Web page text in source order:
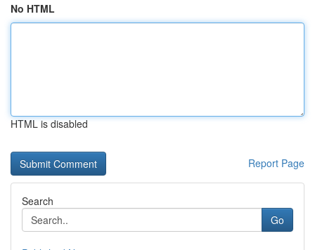
No HTML
HTML is disabled
Report Page
Search
Go